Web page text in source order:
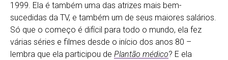
1999. Ela é também uma das atrizes mais bem-
sucedidas da TV, e também um de seus maiores salários.
Só que o começo é difícil para todo o mundo, ela fez
várias séries e filmes desde o início dos anos 80 –
lembra que ela participou de Plantão médico? E ela